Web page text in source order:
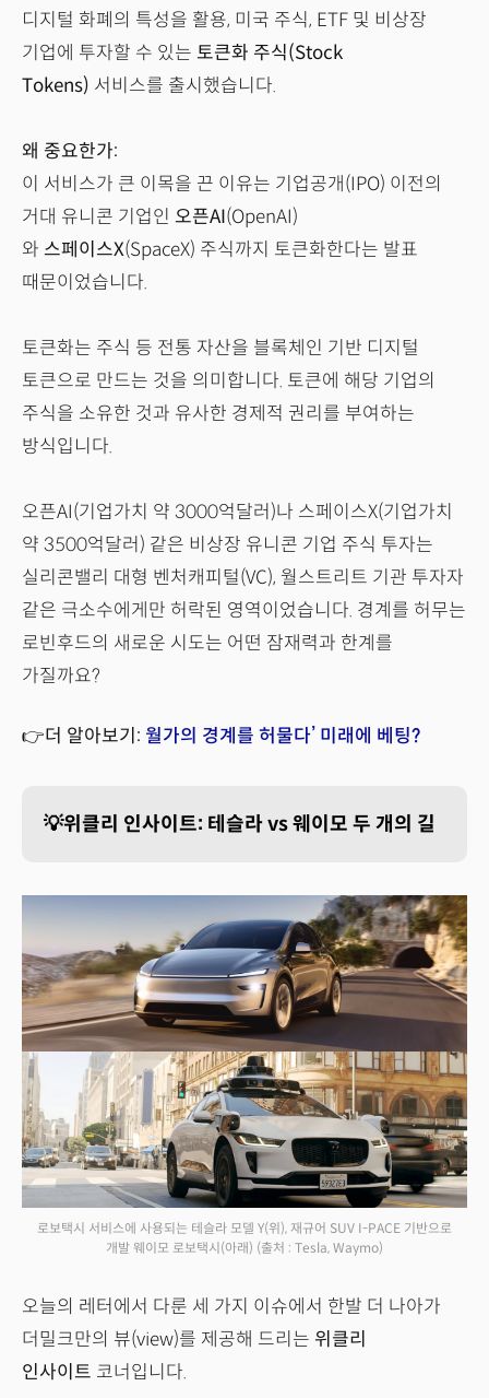
디지털 화폐의 특성을 활용, 미국 주식, ETF 및 비상장
기업에 투자할 수 있는 토큰화 주식(Stock
Tokens) 서비스를 출시했습니다.
왜 중요한가:
이 서비스가 큰 이목을 끈 이유는 기업공개(IPO) 이전의
거대 유니콘 기업인 오픈AI(OpenAI)
와 스페이스X(SpaceX) 주식까지 토큰화한다는 발표
때문이었습니다.
토큰화는 주식 등 전통 자산을 블록체인 기반 디지털
토큰으로 만드는 것을 의미합니다. 토큰에 해당 기업의
주식을 소유한 것과 유사한 경제적 권리를 부여하는
방식입니다.
오픈AI(기업가치 약 3000억달러)나 스페이스X(기업가치
약 3500억달러) 같은 비상장 유니콘 기업 주식 투자는
실리콘밸리 대형 벤처캐피털(VC), 월스트리트 기관 투자자
같은 극소수에게만 허락된 영역이었습니다. 경계를 허무는
로빈후드의 새로운 시도는 어떤 잠재력과 한계를
가질까요?
👉더 알아보기: 월가의 경계를 허물다’ 미래에 베팅?
💡위클리 인사이트: 테슬라 vs 웨이모 두 개의 길
로보택시 서비스에 사용되는 테슬라 모델 Y(위), 재규어 SUV I-PACE 기반으로
개발 웨이모 로보택시(아래) (출처 : Tesla, Waymo)
오늘의 레터에서 다룬 세 가지 이슈에서 한발 더 나아가
더밀크만의 뷰(view)를 제공해 드리는 위클리
인사이트 코너입니다.